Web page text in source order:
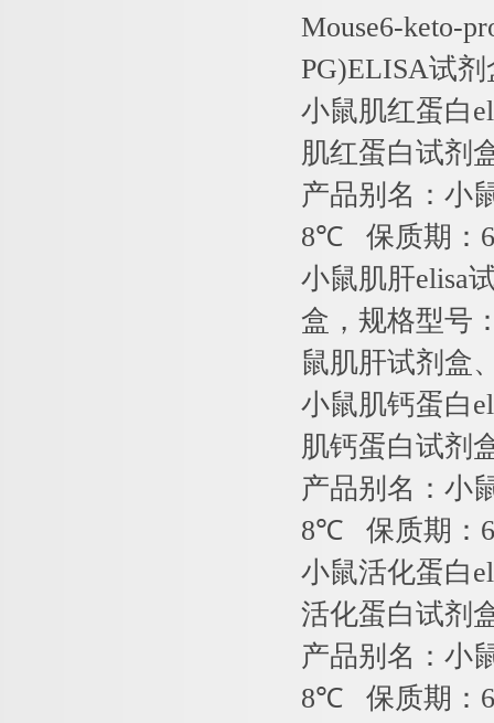
Mouse6-keto-
PG)ELISA试剂
小鼠肌红蛋白
肌红蛋白试剂
产品别名：小
8℃ 保质期： 6
小鼠肌肝elisa
盒，规格型号
鼠肌肝试剂盒
小鼠肌钙蛋白
肌钙蛋白试剂
产品别名：小
8℃ 保质期： 6
小鼠活化蛋白
活化蛋白试剂
产品别名：小
8℃ 保质期： 6